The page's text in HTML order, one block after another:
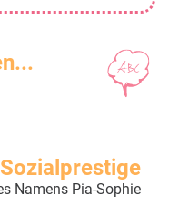
Namens Pia-Sophie